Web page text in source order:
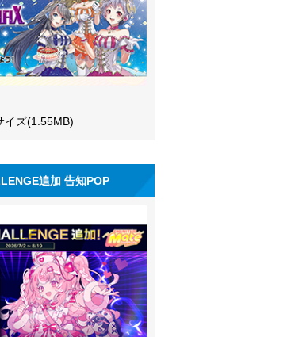
イズ(1.55MB)
追加 告知POP